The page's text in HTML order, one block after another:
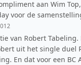
aan Wim
voor de
van Robert Tabeling.
uit het single duel
En dat voor een BC